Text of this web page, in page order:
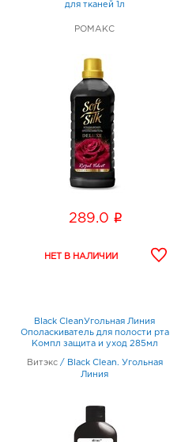
для тканей 1л
РОМАКС
289.0 i
Black CleanУгольная Линия
Ополаскиватель для полости рта
Компл защита и уход 285мл
Витэкс / Black Clean. Угольная
Линия